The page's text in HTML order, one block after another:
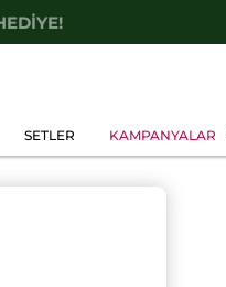
SETLER KAMPANYALAR